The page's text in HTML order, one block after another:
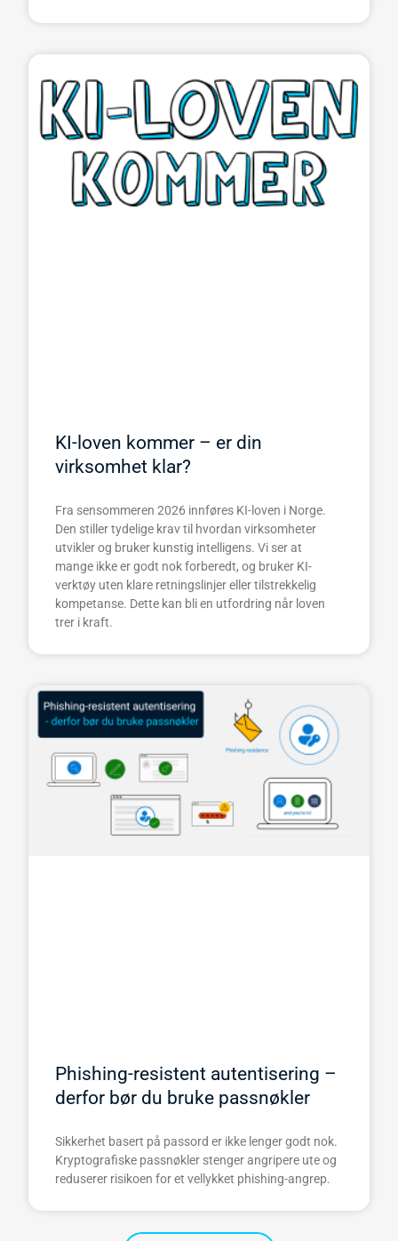
KI-loven kommer – er din
virksomhet klar?
Fra sensommeren 2026 innføres KI-loven i Norge.
Den stiller tydelige krav til hvordan virksomheter
utvikler og bruker kunstig intelligens. Vi ser at
mange ikke er godt nok forberedt, og bruker KI-
verktøy uten klare retningslinjer eller tilstrekkelig
kompetanse. Dette kan bli en utfordring når loven
trer i kraft.
Phishing-resistent autentisering –
derfor bør du bruke passnøkler
Sikkerhet basert på passord er ikke lenger godt nok.
Kryptografiske passnøkler stenger angripere ute og
reduserer risikoen for et vellykket phishing-angrep.